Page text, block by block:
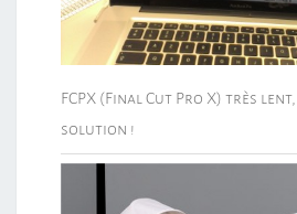
FCPX (Final Cut Pro X) très lent,
solution !